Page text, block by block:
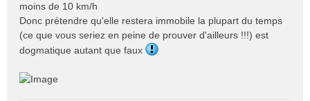
moins de 10 km/h
Donc prétendre qu'elle restera immobile la plupart du temps
(ce que vous seriez en peine de prouver d'ailleurs !!!) est
dogmatique autant que faux